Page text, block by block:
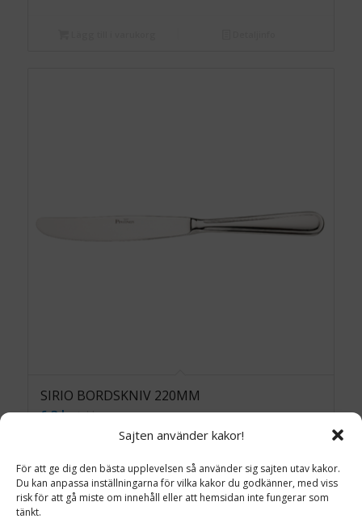
Sajten använder kakor!
För att ge dig den bästa upplevelsen så använder sig sajten utav kakor.
Du kan anpassa inställningarna för vilka kakor du godkänner, med viss
risk för att gå miste om innehåll eller att hemsidan inte fungerar som
tänkt.
SIRIO BORDSKNIV 220MM
6.3krinkl. moms
Lägg till i varukorg Detaljinfo